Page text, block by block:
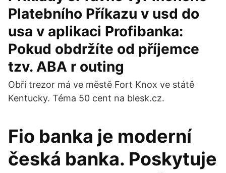
Platebního Příkazu v usd do
usa v aplikaci Profibanka:
Pokud obdržíte od příjemce
tzv. ABA r outing
Obří trezor má ve městě Fort Knox ve státě
Kentucky. Téma 50 cent na blesk.cz.
Fio banka je moderní
česká banka. Poskytuje